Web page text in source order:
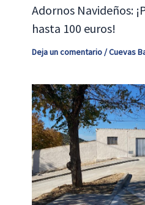
Adornos Navideños:
hasta 100 euros!
Deja un comentario/Cuevas